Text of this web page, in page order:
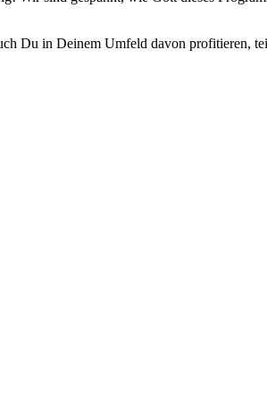
Du in Deinem Umfeld davon profitieren,